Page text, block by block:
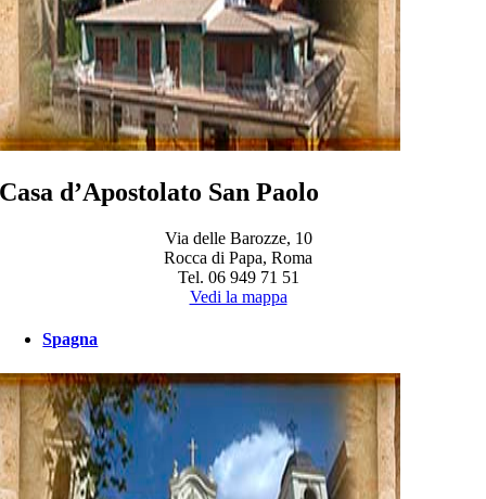
Casa d’Apostolato San Paolo
Via delle Barozze, 10
Rocca di Papa, Roma
Tel. 06 949 71 51
Vedi la mappa
Spagna